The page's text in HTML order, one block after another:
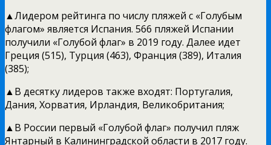
▲Лидером рейтинга по числу пляжей с «Голубым
флагом» является Испания. 566 пляжей Испании
получили «Голубой флаг» в 2019 году. Далее идет
Греция (515), Турция (463), Франция (389), Италия
(385);
▲В десятку лидеров также входят: Португалия,
Дания, Хорватия, Ирландия, Великобритания;
▲В России первый «Голубой флаг» получил пляж
Янтарный в Калининградской области в 2017 году.